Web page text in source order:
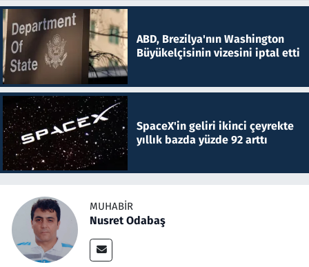
ABD, Brezilya'nın Washington
Büyükelçisinin vizesini iptal etti
SpaceX'in geliri ikinci çeyrekte
yıllık bazda yüzde 92 arttı
MUHABIR
Nusret Odabaş